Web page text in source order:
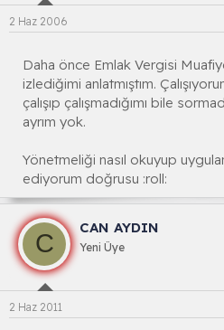
2 Haz 2006
Daha önce Emlak Vergisi
izlediğimi anlatmıştım.
çalışıp çalışmadığımı bile
ayrım yok.
Yönetmeliği nasıl okuyup
ediyorum doğrusu :roll:
C
CAN AYDIN
Yeni Üye
2 Haz 2011